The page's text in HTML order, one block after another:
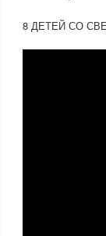
8 ДЕТЕЙ СО